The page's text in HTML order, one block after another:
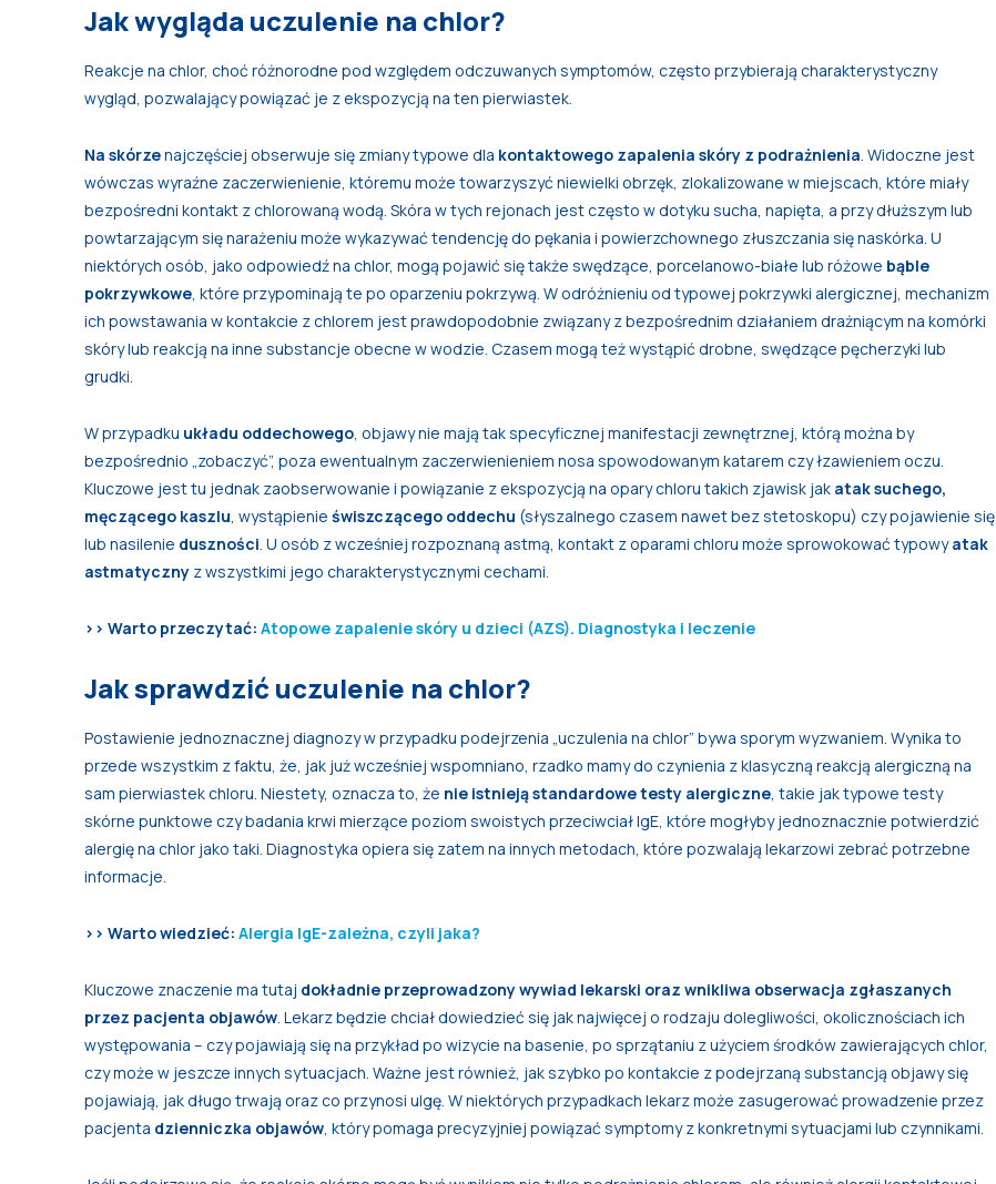
Jak wygląda uczulenie na chlor?
Reakcje na chlor, choć różnorodne pod względem odczuwanych symptomów, często przybierają charakterystyczny
wygląd, pozwalający powiązać je z ekspozycją na ten pierwiastek.
Na skórzenajczęściej obserwuje się zmiany typowe dla kontaktowego zapalenia skóry z podrażnienia . Widoczne jest
wówczas wyraźne zaczerwienienie, któremu może towarzyszyć niewielki obrzęk, zlokalizowane w miejscach, które miały
bezpośredni kontakt z chlorowaną wodą. Skóra w tych rejonach jest często w dotyku sucha, napięta, a przy dłuższym lub
powtarzającym się narażeniu może wykazywać tendencję do pękania i powierzchownego złuszczania się naskórka. U
niektórych osób, jako odpowiedź na chlor, mogą pojawić się także swędzące, porcelanowo-białe lub różowe bąble
pokrzywkowe , które przypominają te po oparzeniu pokrzywą. W odróżnieniu od typowej pokrzywki alergicznej, mechanizm
ich powstawania w kontakcie z chlorem jest prawdopodobnie związany z bezpośrednim działaniem drażniącym na komórki
skóry lub reakcją na inne substancje obecne w wodzie. Czasem mogą też wystąpić drobne, swędzące pęcherzyki lub
grudki.
W przypadku układu oddechowego , objawy nie mają tak specyficznej manifestacji zewnętrznej, którą można by
bezpośrednio „zobaczyć”, poza ewentualnym zaczerwienieniem nosa spowodowanym katarem czy łzawieniem oczu.
Kluczowe jest tu jednak zaobserwowanie i powiązanie z ekspozycją na opary chloru takich zjawisk jak atak suchego,
męczącego kaszlu , wystąpienie świszczącego oddechu (słyszalnego czasem nawet bez stetoskopu) czy pojawienie się
lub nasilenie duszności . U osób z wcześniej rozpoznaną astmą, kontakt z oparami chloru może sprowokować typowyatak
astmatyczny z wszystkimi jego charakterystycznymi cechami.
>> Warto przeczytać: Atopowe zapalenie skóry u dzieci (AZS). Diagnostyka i leczenie
Jak sprawdzić uczulenie na chlor?
Postawienie jednoznacznej diagnozy w przypadku podejrzenia „uczulenia na chlor” bywa sporym wyzwaniem. Wynika to
przede wszystkim z faktu, że, jak już wcześniej wspomniano, rzadko mamy do czynienia z klasyczną reakcją alergiczną na
sam pierwiastek chloru. Niestety, oznacza to, że nie istnieją standardowe testy alergiczne , takie jak typowe testy
skórne punktowe czy badania krwi mierzące poziom swoistych przeciwciał IgE, które mogłyby jednoznacznie potwierdzić
alergię na chlor jako taki. Diagnostyka opiera się zatem na innych metodach, które pozwalają lekarzowi zebrać potrzebne
informacje.
>> Warto wiedzieć: Alergia IgE-zależna, czyli jaka?
Kluczowe znaczenie ma tutaj dokładnie przeprowadzony wywiad lekarski oraz wnikliwa obserwacja zgłaszanych
przez pacjenta objawów . Lekarz będzie chciał dowiedzieć się jak najwięcej o rodzaju dolegliwości, okolicznościach ich
występowania – czy pojawiają się na przykład po wizycie na basenie, po sprzątaniu z użyciem środków zawierających chlor,
czy może w jeszcze innych sytuacjach. Ważne jest również, jak szybko po kontakcie z podejrzaną substancją objawy się
pojawiają, jak długo trwają oraz co przynosi ulgę. W niektórych przypadkach lekarz może zasugerować prowadzenie przez
pacjenta dzienniczka objawów , który pomaga precyzyjniej powiązać symptomy z konkretnymi sytuacjami lub czynnikami.